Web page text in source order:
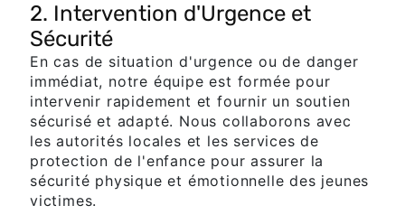
2. Intervention d'Urgence et
Sécurité
En cas de situation d'urgence ou de danger
immédiat, notre équipe est formée pour
intervenir rapidement et fournir un soutien
sécurisé et adapté. Nous collaborons avec
les autorités locales et les services de
protection de l'enfance pour assurer la
sécurité physique et émotionnelle des jeunes
victimes.